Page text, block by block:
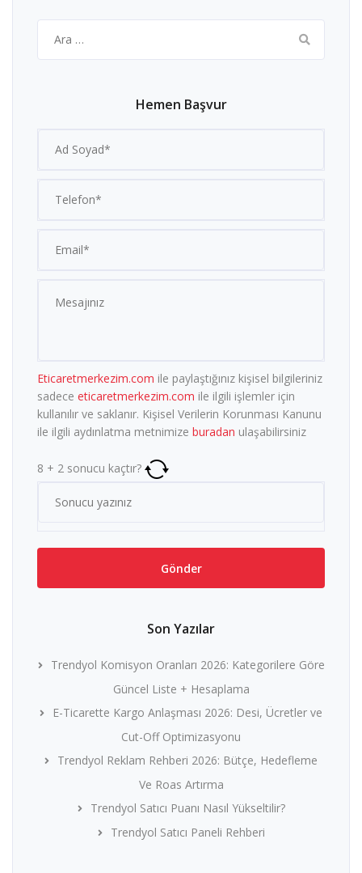
Hemen Başvur
Eticaretmerkezim.com ile paylaştığınız kişisel bilgileriniz
sadece eticaretmerkezim.com ile ilgili işlemler için
kullanılır ve saklanır. Kişisel Verilerin Korunması Kanunu
ile ilgili aydınlatma metnimize buradan ulaşabilirsiniz
8 + 2 sonucu kaçtır?
Son Yazılar
Trendyol Komisyon Oranları 2026: Kategorilere Göre
Güncel Liste + Hesaplama
E-Ticarette Kargo Anlaşması 2026: Desi, Ücretler ve
Cut-Off Optimizasyonu
Trendyol Reklam Rehberi 2026: Bütçe, Hedefleme
Ve Roas Artırma
Trendyol Satıcı Puanı Nasıl Yükseltilir?
Trendyol Satıcı Paneli Rehberi